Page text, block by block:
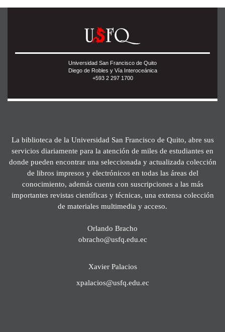
Universidad San Francisco de Quito
Diego de Robles y Vía Interoceánica
+593 2 297 1700
La biblioteca de la Universidad San Francisco de Quito, abre sus
servicios diariamente para la atención de miles de estudiantes en
donde pueden encontrar una seleccionada y actualizada colección
de libros impresos y electrónicos en todas las áreas del
conocimiento, además cuenta con suscripciones a las más
importantes revistas científicas y técnicas, una extensa colección
de materiales multimedia y acceso.
Orlando Bracho
obracho@usfq.edu.ec
Xavier Palacios
xpalacios@usfq.edu.ec